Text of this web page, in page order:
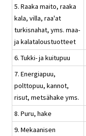
5. Raaka maito, raaka
kala, villa, raa'at
turkisnahat, yms. maa-
ja kalataloustuotteet
6. Tukki- ja kuitupuu
7. Energiapuu,
polttopuu, kannot,
risut, metsähake yms.
8. Puru, hake
9. Mekaanisen